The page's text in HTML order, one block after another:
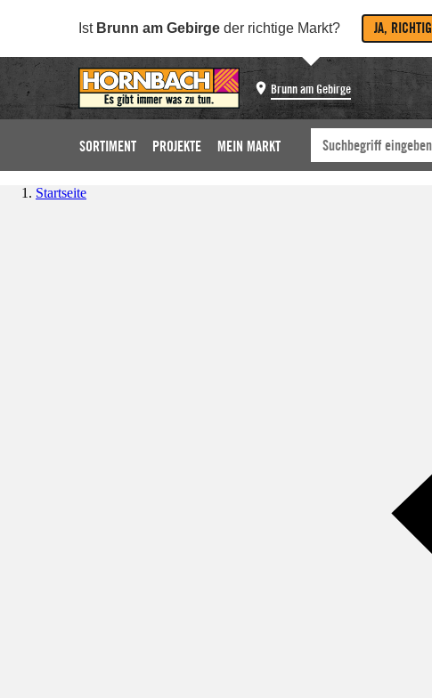
Ist Brunn am Gebirge der richtige Markt? JA, RICHTIG
Brunn am Gebirge
SORTIMENT PROJEKTE MEIN MARKT
Startseite